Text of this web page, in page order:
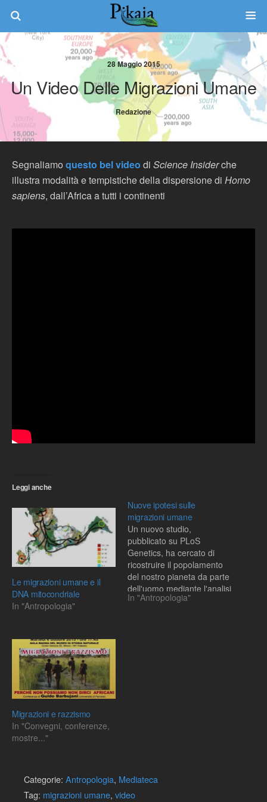
28 Maggio 2015
Un Video Delle Migrazioni Umane
Redazione
Segnaliamo questo bel video di Science Insiderche
illustra modalità e tempistiche della dispersione di Homo
sapiens, dall’Africa a tutti i continenti
Leggi anche
Le migrazioni umane e il
DNA mitocondriale
In "Antropologia"
Nuove ipotesi sulle
migrazioni umane
Un nuovo studio,
pubblicato su PLoS
Genetics, ha cercato di
ricostruire il popolamento
del nostro pianeta da parte
dell'uomo mediante l'analisi
di 2.540 marcatori genetici,
In "Antropologia"
Migrazioni e razzismo
In "Convegni, conferenze,
mostre..."
Categorie: Antropologia, Mediateca
Tag: migrazioni umane, video